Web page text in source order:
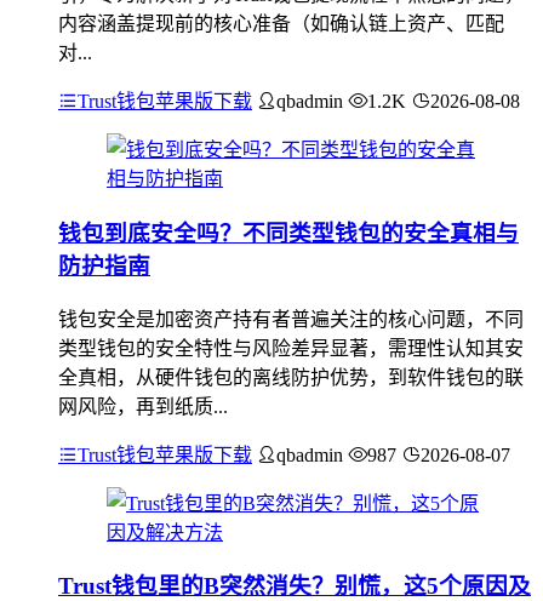
内容涵盖提现前的核心准备（如确认链上资产、匹配
对...
Trust钱包苹果版下载 qbadmin 1.2K 2026-08-08
钱包到底安全吗？不同类型钱包的安全真相与
防护指南
钱包安全是加密资产持有者普遍关注的核心问题，不同
类型钱包的安全特性与风险差异显著，需理性认知其安
全真相，从硬件钱包的离线防护优势，到软件钱包的联
网风险，再到纸质...
Trust钱包苹果版下载 qbadmin 987 2026-08-07
Trust钱包里的B突然消失？别慌，这5个原因及